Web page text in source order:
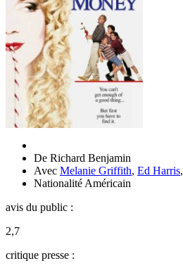
De Richard Benjamin
Avec Melanie Griffith, Ed Harris,
Nationalité Américain
avis du public :
2,7
critique presse :